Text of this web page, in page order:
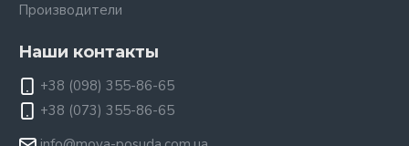
Производители
Наши контакты
+38 (098) 355-86-65
+38 (073) 355-86-65